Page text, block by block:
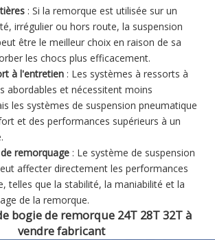
: Si la remorque est utilisée sur un
irrégulier ou hors route, la suspension
être le meilleur choix en raison de sa
les chocs plus efficacement.
à l'entretien : Les systèmes à ressorts à
abordables et nécessitent moins
les systèmes de suspension pneumatique
et des performances supérieurs à un
remorquage : Le système de suspension
affecter directement les performances
telles que la stabilité, la maniabilité et la
de la remorque.
bogie de remorque 24T 28T 32T à
vendre fabricant